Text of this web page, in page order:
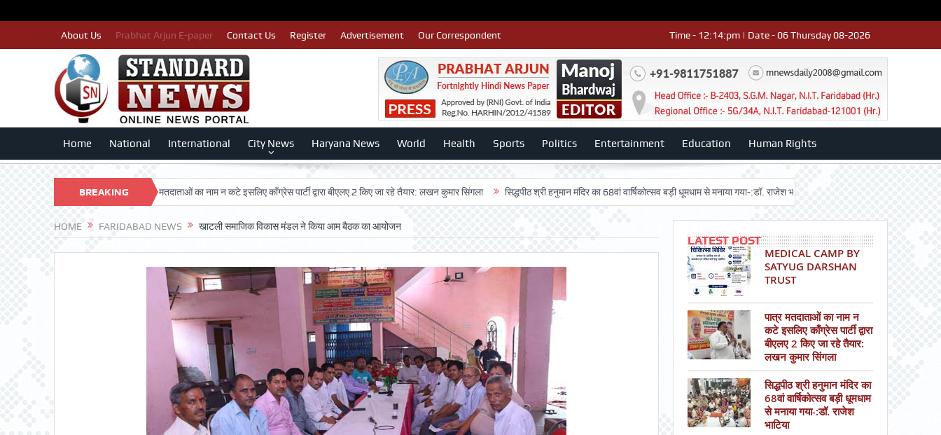
About Us Prabhat Arjun E-paper Contact Us Register Advertisement Our Correspondent Time - 12:14:pm | Date - 06 Thursday 08-2026
Home National International City News Haryana News World Health Sports Politics Entertainment Education Human Rights
BREAKING
NEWS
TRUST पात्र मतदाताओं का नाम न कटे इसलिए काँग्रेस पार्टी द्वारा बीएलए 2 किए जा रहे तैयार: लखन कुमार सिंगला सिद्धपीठ श्री हनुमान मंदिर का 68वां वार्षिकोत्सव बड़ी धूमधाम से मनाया गया-:डॉ. राजेश भाटिया Admission advertisment श्री
HOME FARIDABAD NEWS खाटली समाजिक विकास मंडल ने किया आम बैठक का आयोजन
LATEST POST
MEDICAL CAMP BY
SATYUG DARSHAN
TRUST
पात्र मतदाताओं का नाम न
कटे इसलिए काँग्रेस पार्टी द्वारा
बीएलए 2 किए जा रहे तैयार:
लखन कुमार सिंगला
सिद्धपीठ श्री हनुमान मंदिर का
68वां वार्षिकोत्सव बड़ी धूमधाम
से मनाया गया-:डॉ. राजेश
भाटिया